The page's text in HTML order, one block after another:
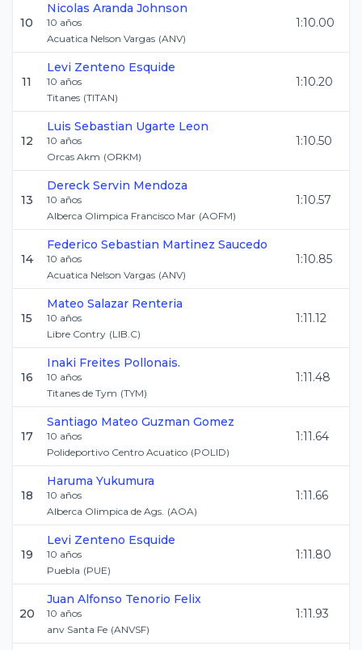
10
Nicolas Aranda Johnson
10 años
Acuatica Nelson Vargas (ANV)
1:10.00
11
Levi Zenteno Esquide
10 años
Titanes (TITAN)
1:10.20
12
Luis Sebastian Ugarte Leon
10 años
Orcas Akm (ORKM)
1:10.50
13
Dereck Servin Mendoza
10 años
Alberca Olimpica Francisco Mar (AOFM)
1:10.57
14
Federico Sebastian Martinez Saucedo
10 años
Acuatica Nelson Vargas (ANV)
1:10.85
15
Mateo Salazar Renteria
10 años
Libre Contry (LIB.C)
1:11.12
16
Inaki Freites Pollonais.
10 años
Titanes de Tym (TYM)
1:11.48
17
Santiago Mateo Guzman Gomez
10 años
Polideportivo Centro Acuatico (POLID)
1:11.64
18
Haruma Yukumura
10 años
Alberca Olimpica de Ags. (AOA)
1:11.66
19
Levi Zenteno Esquide
10 años
Puebla (PUE)
1:11.80
20
Juan Alfonso Tenorio Felix
10 años
anv Santa Fe (ANVSF)
1:11.93